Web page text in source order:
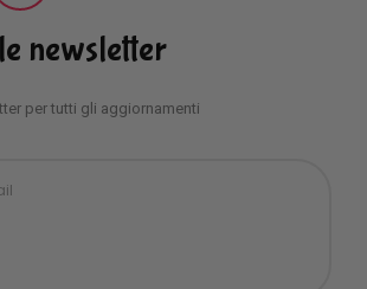
newsletter
per tutti gli aggiornamenti